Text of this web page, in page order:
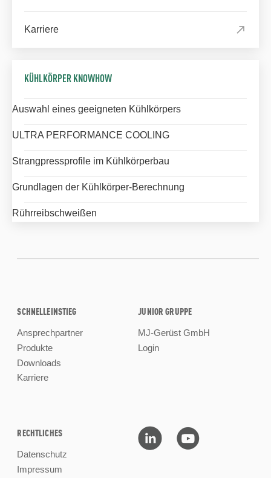
Karriere
KÜHLKÖRPER KNOWHOW
Auswahl eines geeigneten Kühlkörpers
ULTRA PERFORMANCE COOLING
Strangpressprofile im Kühlkörperbau
Grundlagen der Kühlkörper-Berechnung
Rührreibschweißen
SCHNELLEINSTIEG
Ansprechpartner
Produkte
Downloads
Karriere
JUNIOR GRUPPE
MJ-Gerüst GmbH
Login
RECHTLICHES
Datenschutz
Impressum